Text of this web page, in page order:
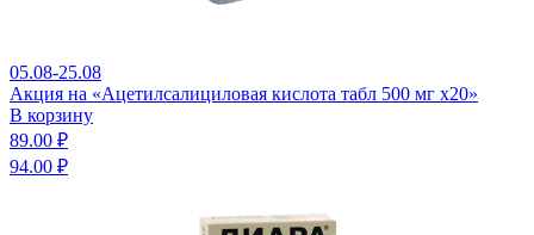
05.08-25.08
Акция на «Ацетилсалициловая кислота табл 500 мг x20»
В корзину
89.00 ₽
94.00 ₽